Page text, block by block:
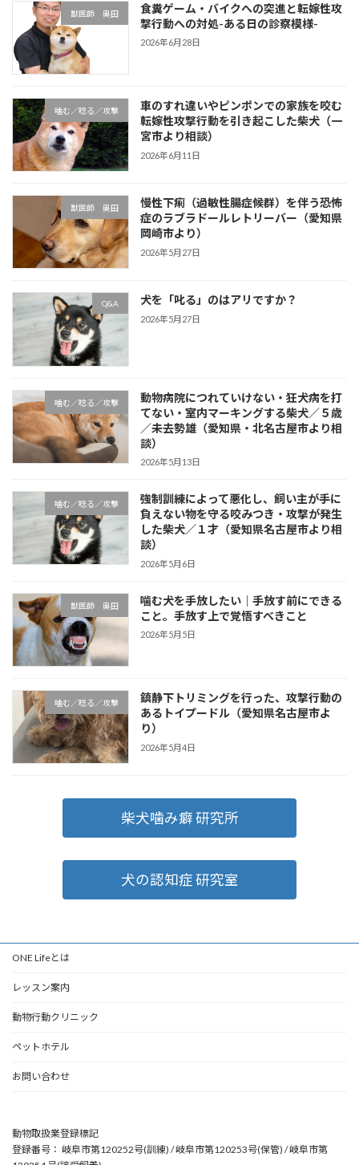
獣医師 奥田
食糞ゲーム・バイクへの突進と転嫁性攻
撃行動への対処-ある日の診察模様-
2026年6月28日
噛む／唸る／攻撃
車のすれ違いやピンポンでの家族を咬む
転嫁性攻撃行動を引き起こした柴犬（一
宮市より相談）
2026年6月11日
獣医師 奥田
慢性下痢（過敏性腸症候群）を伴う恐怖
症のラブラドールレトリーバー（愛知県
岡崎市より）
2026年5月27日
Q&A 犬を「叱る」のはアリですか？
2026年5月27日
噛む／唸る／攻撃
動物病院につれていけない・狂犬病を打
てない・室内マーキングする柴犬／５歳
／未去勢雄（愛知県・北名古屋市より相
談）
2026年5月13日
噛む／唸る／攻撃
強制訓練によって悪化し、飼い主が手に
負えない物を守る咬みつき・攻撃が発生
した柴犬／１才（愛知県名古屋市より相
談）
2026年5月6日
獣医師 奥田
噛む犬を手放したい｜手放す前にできる
こと。手放す上で覚悟すべきこと
2026年5月5日
噛む／唸る／攻撃
鎮静下トリミングを行った、攻撃行動の
あるトイプードル（愛知県名古屋市よ
り）
2026年5月4日
柴犬噛み癖 研究所
犬の認知症 研究室
ONE Lifeとは
レッスン案内
動物行動クリニック
ペットホテル
お問い合わせ
動物取扱業登録標記
登録番号： 岐阜市第120252号(訓練) / 岐阜市第120253号(保管) / 岐阜市第